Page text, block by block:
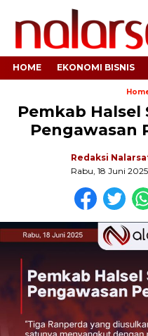
HOME EKONOMI BISNIS
Pemkab Halsel
Pengawasan
Redaksi
Rabu, 18 Juni